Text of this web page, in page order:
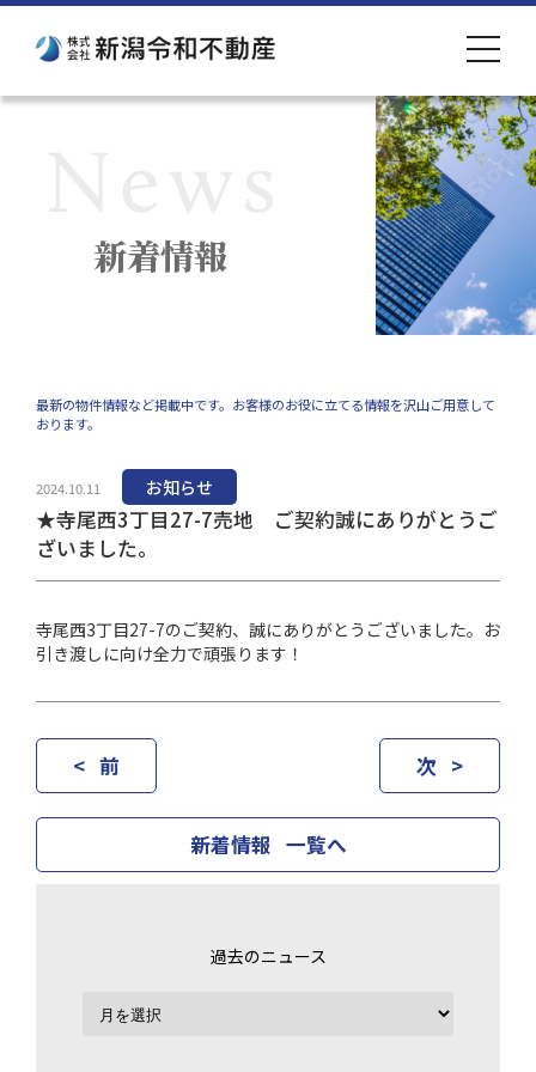
toggle
新着情報
最新の物件情報など掲載中です。お客様のお役に立てる情報を沢山ご用意して
おります。
2024.10.11 お知らせ
★寺尾西3丁目27-7売地 ご契約誠にありがとうご
ざいました。
寺尾西3丁目27-7のご契約、誠にありがとうございました。お
引き渡しに向け全力で頑張ります！
< 前 次 >
新着情報 一覧へ
過去のニュース